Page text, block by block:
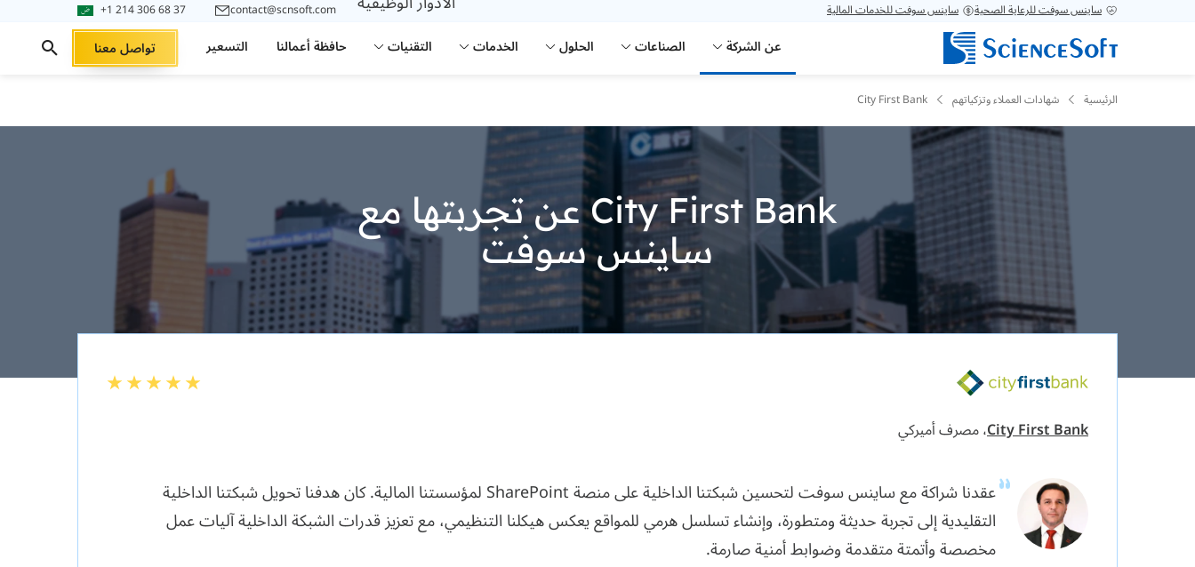
ساينس سوفت للرعاية الصحية ساينس سوفت للخدمات المالية contact@scnsoft.com
+1 214 306 68 37
عن الشركة الصناعات الحلول الخدمات التقنيات حافظة أعمالنا التسعير تواصل معنا
الرئيسية شهادات العملاء وتزكياتهم City First Bank
City First Bank عن تجربتها مع
ساينس سوفت
City First Bank،مصرف أميركي
عقدنا شراكة مع ساينس سوفت لتحسين شبكتنا الداخلية على منصة SharePoint لمؤسستنا المالية. كان هدفنا تحويل شبكتنا الداخلية
التقليدية إلى تجربة حديثة ومتطورة، وإنشاء تسلسل هرمي للمواقع يعكس هيكلنا التنظيمي، مع تعزيز قدرات الشبكة الداخلية آليات عمل
مخصصة وأتمتة متقدمة وضوابط أمنية صارمة.